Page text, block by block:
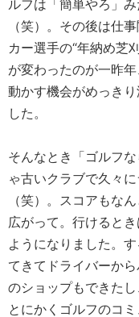
ルフは「簡単やろ」
（笑）。その後は仕
カー選手の“年納め芝
が変わったのが一昨
動かす機会がめっき
した。
そんなとき「ゴルフ
ゃ古いクラブで久々
（笑）。スコアもな
広がって。行けると
ようになりました。
てきてドライバーか
のショップもできた
とにかくゴルフのコ